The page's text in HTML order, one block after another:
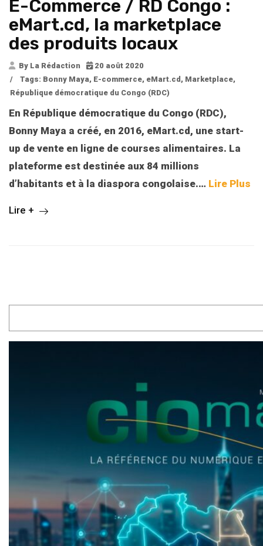
E-Commerce / RD Congo :
eMart.cd, la marketplace
des produits locaux
By La Rédaction
20 août 2020
/
Tags: Bonny Maya, E-commerce, eMart.cd , Marketplace,
République démocratique du Congo (RDC)
En République démocratique du Congo (RDC),
Bonny Maya a créé, en 2016, eMart.cd, une start-
up de vente en ligne de courses alimentaires. La
plateforme est destinée aux 84 millions
d’habitants et à la diaspora congolaise.… Lire Plus
Lire +